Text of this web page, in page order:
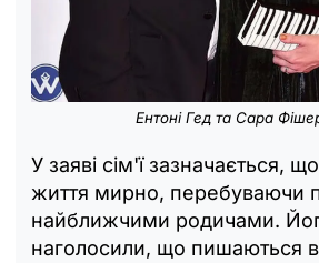
Ентоні Гед та Сара
У заяві сім'ї зазначається,
життя мирно, перебуваючи
найближчими родичами.
наголосили, що пишаються